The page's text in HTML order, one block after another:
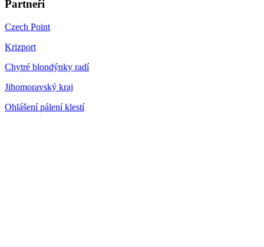
Partneři
Czech Point
Krizport
Chytré blondýnky radí
Jihomoravský kraj
Ohlášení pálení klestí